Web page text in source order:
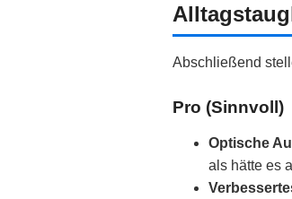
Abschließend
Pro (Sinnvoll)
Optische
als hätte es